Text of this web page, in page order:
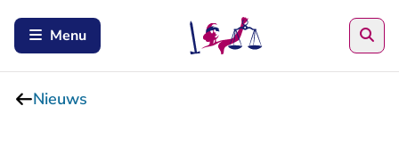
Menu
Nieuws